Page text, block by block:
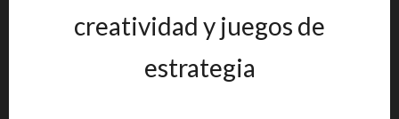
creatividad y juegos de
estrategia